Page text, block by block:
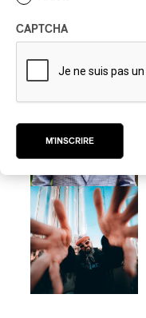
CAPTCHA
M'INSCRIRE